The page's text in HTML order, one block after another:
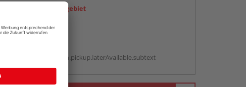
ist nicht im Liefergebiet
abholen